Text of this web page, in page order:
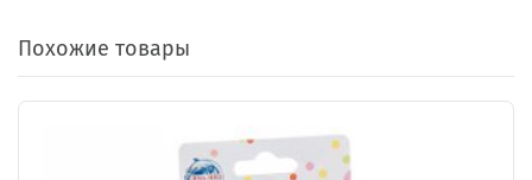
Похожие товары